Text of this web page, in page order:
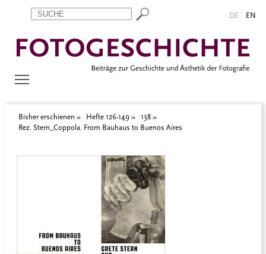
Zum Inhalt springen
Aktuelle Seite: Rez. Stern_Coppola. From Bauhaus to Buenos
DE EN
Bisher erschienen Hefte 126-149
138
Rez. Stern_Coppola. From Bauhaus to Buenos Aires